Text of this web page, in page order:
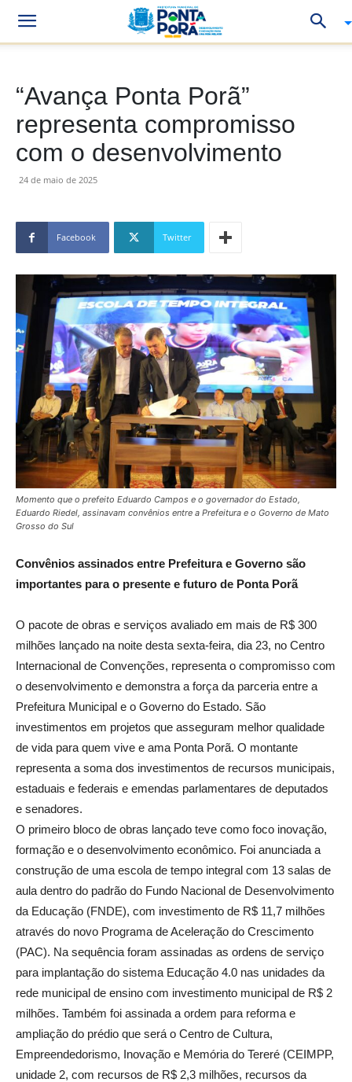
“Avança Ponta Porã”
representa compromisso
com o desenvolvimento
24 de maio de 2025
Facebook Twitter
Momento que o prefeito Eduardo Campos e o governador do Estado,
Eduardo Riedel, assinavam convênios entre a Prefeitura e o Governo de Mato
Grosso do Sul
Convênios assinados entre Prefeitura e Governo são
importantes para o presente e futuro de Ponta Porã
O pacote de obras e serviços avaliado em mais de R$ 300
milhões lançado na noite desta sexta-feira, dia 23, no Centro
Internacional de Convenções, representa o compromisso com
o desenvolvimento e demonstra a força da parceria entre a
Prefeitura Municipal e o Governo do Estado. São
investimentos em projetos que asseguram melhor qualidade
de vida para quem vive e ama Ponta Porã. O montante
representa a soma dos investimentos de recursos municipais,
estaduais e federais e emendas parlamentares de deputados
e senadores.
O primeiro bloco de obras lançado teve como foco inovação,
formação e o desenvolvimento econômico. Foi anunciada a
construção de uma escola de tempo integral com 13 salas de
aula dentro do padrão do Fundo Nacional de Desenvolvimento
da Educação (FNDE), com investimento de R$ 11,7 milhões
através do novo Programa de Aceleração do Crescimento
(PAC). Na sequência foram assinadas as ordens de serviço
para implantação do sistema Educação 4.0 nas unidades da
rede municipal de ensino com investimento municipal de R$ 2
milhões. Também foi assinada a ordem para reforma e
ampliação do prédio que será o Centro de Cultura,
Empreendedorismo, Inovação e Memória do Tereré (CEIMPP,
unidade 2, com recursos de R$ 2,3 milhões, recursos da